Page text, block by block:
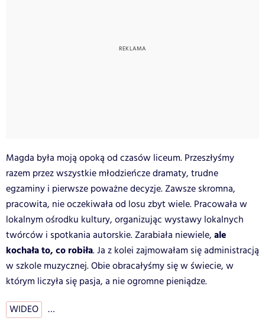
Magda była moją opoką od czasów liceum. Przeszłyśmy
razem przez wszystkie młodzieńcze dramaty, trudne
egzaminy i pierwsze poważne decyzje. Zawsze skromna,
pracowita, nie oczekiwała od losu zbyt wiele. Pracowała w
lokalnym ośrodku kultury, organizując wystawy lokalnych
twórców i spotkania autorskie. Zarabiała niewiele, ale
kochała to, co robiła. Ja z kolei zajmowałam się administracją
w szkole muzycznej. Obie obracałyśmy się w świecie, w
którym liczyła się pasja, a nie ogromne pieniądze.
WIDEO …